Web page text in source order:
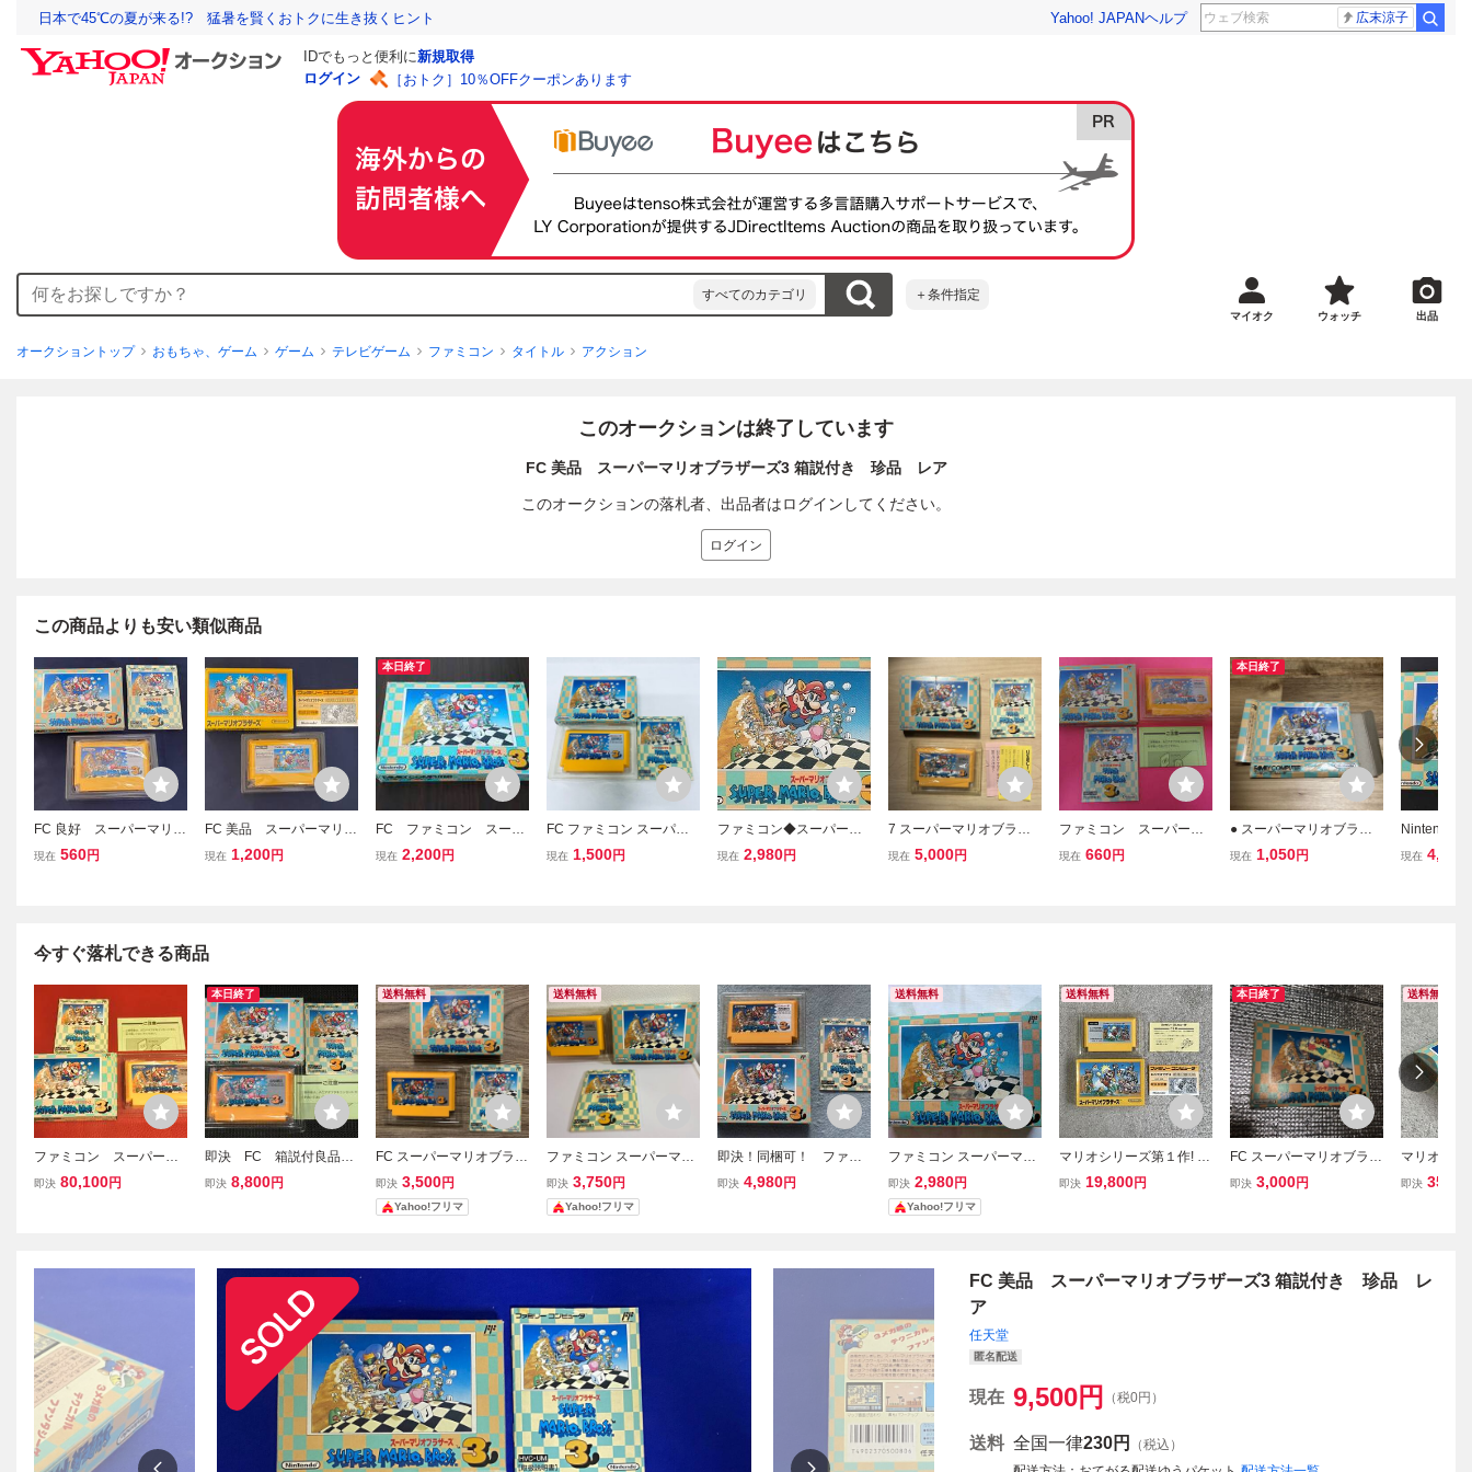
日本で45℃の夏が来る!? 猛暑を賢くおトクに生き抜くヒント Yahoo! JAPANヘルプ 広末涼子
IDでもっと便利に新規取得
ログイン
［おトク］10％OFFクーポンあります
すべてのカテゴリ ＋条件指定
マイオク ウォッチ 出品
オークショントップ おもちゃ、ゲーム ゲーム テレビゲーム ファミコン タイトル アクション
このオークションは終了しています
FC 美品 スーパーマリオブラザーズ3 箱説付き 珍品 レア
このオークションの落札者、出品者はログインしてください。
ログイン
この商品よりも安い類似商品
FC 良好 スーパーマリオ
ブラザーズ3 箱説付き
現在 560円
FC 美品 スーパーマリオ
ブラザーズ 箱説付き
現在 1,200円
本日終了
FC ファミコン スーパ
ーマリオブラザーズ3 箱
現在 2,200円
FC ファミコン スーパー
マリオブラザーズ３ ソフ
現在 1,500円
ファミコン◆スーパーマ
リオブラザーズ3（イタ
現在 2,980円
7 スーパーマリオブラザ
ーズ3 ファミコン FC 任天
現在 5,000円
ファミコン スーパーマ
リオブラザーズ３ 箱
現在 660円
本日終了
● スーパーマリオブラザ
ーズ3 ファミコン 箱の
現在 1,050円
Nintendo
ミリーコ
現在 4,290
今すぐ落札できる商品
ファミコン スーパーマ
リオブラザーズ３ 箱、
即決 80,100円
本日終了
即決 FC 箱説付良品
スーパーマリオブラザー
即決 8,800円
送料無料
FC スーパーマリオブラザ
ーズ３ 箱説明書付 フ
ァミコン
即決 3,500円
Yahoo!フリマ
送料無料
ファミコン スーパーマリ
オブラザーズ3 箱説付き
HVC-UM
即決 3,750円
Yahoo!フリマ
即決！同梱可！ ファミ
コン スーパーマリオブ
即決 4,980円
送料無料
ファミコン スーパーマリ
オブラザーズ3 箱説付き
任天堂
即決 2,980円
Yahoo!フリマ
送料無料
マリオシリーズ第１作! 美
品 中期版 FFなしバーコー
即決 19,800円
本日終了
FC スーパーマリオブラザ
ーズ3 箱説明書付属 難有
即決 3,000円
送料無料
マリオシリ
新品未使用
即決
FC 美品 スーパーマリオブラザーズ3 箱説付き 珍品 レ
ア
任天堂
匿名配送
現在 9,500円 （税0円）
送料 全国一律230円
（税込）